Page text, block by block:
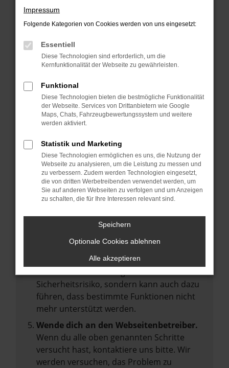
Fehler: Network Error
Beim Laden ist ein Fehler aufgetreten.
Hier sind ein paar Tipps, die dir helfen können:
Überprüfe deine Firewall und deine
Laden andere Webseiten, zum Beispiel
deine Suchmaschine?
Prüfe deine Browsererweiterungen.
Manche Erweiterungen, wie Werbeblocker,
können das Laden bestimmter Seiten
verhindern. Funktioniert die Seite in einem
anderen Browser oder in einem privaten
Fenster?
Starte dein Gerät neu.
vorübergehende Probleme zu beheben.
Betriebssystem auf dem neuesten Stand
Veraltete Software birgt nicht nur ein
Sicherheitsrisiko, sondern kann auch dazu
führen, dass bestimmte Funktionen nicht
mehr unterstützt werden.
Wende dich an den Webseitenbetreiber.
Wenn du alle oben genannten Schritte
versucht hast, kontaktiere uns bitte. Wir
werden versuchen, das Problem zu
Impressum
Folgende Kategorien von Cookies werden von uns eingesetzt:
Essentiell
Diese Technologien sind erforderlich, um die
Kernfunktionalität der Webseite zu gewährleisten.
Funktional
Diese Technologien bieten die bestmögliche Funktionalität
der Webseite. Services von Drittanbietern wie Google
Maps, Chats, Fahrzeugbewertungssystem und weitere
werden aktiviert.
Statistik und Marketing
Diese Technologien ermöglichen es uns, die Nutzung der
Webseite zu analysieren, um die Leistung zu messen und
zu verbessern. Zudem werden Technologien eingesetzt,
die von dritten Werbetreibenden verwendet werden, um
Sie auf anderen Webseiten zu verfolgen und um Anzeigen
zu schalten, die für Ihre Interessen relevant sind.
Speichern
Optionale Cookies ablehnen
Alle akzeptieren